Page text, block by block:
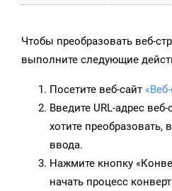
Чтобы преобразовать веб-
выполните следующие
Посетите веб-сайт
Введите URL-адрес
хотите преобразовать,
ввода.
Нажмите кнопку
начать процесс